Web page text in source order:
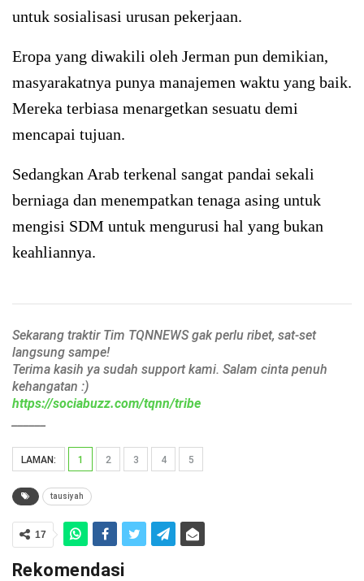
untuk sosialisasi urusan pekerjaan.
Eropa yang diwakili oleh Jerman pun demikian,
masyarakatnya punya manajemen waktu yang baik.
Mereka terbiasa menargetkan sesuatu demi
mencapai tujuan.
Sedangkan Arab terkenal sangat pandai sekali
berniaga dan menempatkan tenaga asing untuk
mengisi SDM untuk mengurusi hal yang bukan
keahliannya.
Sekarang traktir Tim TQNNEWS gak perlu ribet, sat-set
langsung sampe!
Terima kasih ya sudah support kami. Salam cinta penuh
kehangatan :)
https://sociabuzz.com/tqnn/tribe
LAMAN: 1 2 3 4 5
tausiyah
17
Rekomendasi